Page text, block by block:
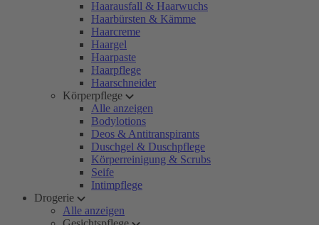
Haarausfall & Haarwuchs
Haarbürsten & Kämme
Haarcreme
Haargel
Haarpaste
Haarpflege
Haarschneider
Körperpflege
Alle anzeigen
Bodylotions
Deos & Antitranspirants
Duschgel & Duschpflege
Körperreinigung & Scrubs
Seife
Intimpflege
Drogerie
Alle anzeigen